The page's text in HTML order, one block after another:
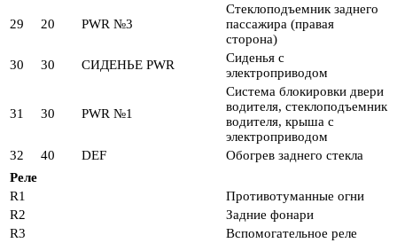
29 20 PWR №3
Стеклоподъемник заднего
пассажира (правая
сторона)
30
30 СИДЕНЬЕ PWR
Сиденья с
электроприводом
31 30 PWR №1
Система блокировки двери
водителя, стеклоподъемник
водителя, крыша с
электроприводом
32
40 DEF
Обогрев заднего стекла
Реле
R1
Противотуманные огни
R2
Задние фонари
R3
Вспомогательное реле